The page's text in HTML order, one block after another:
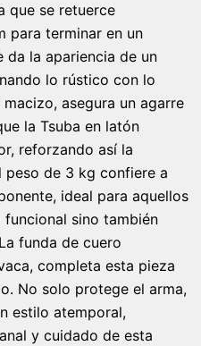
que se retuerce
para terminar en un
da la apariencia de un
lo rústico con lo
asegura un agarre
la Tsuba en latón
reforzando así la
peso de 3 kg confiere a
ideal para aquellos
sino también
funda de cuero
completa esta pieza
No solo protege el arma,
estilo atemporal,
y cuidado de esta